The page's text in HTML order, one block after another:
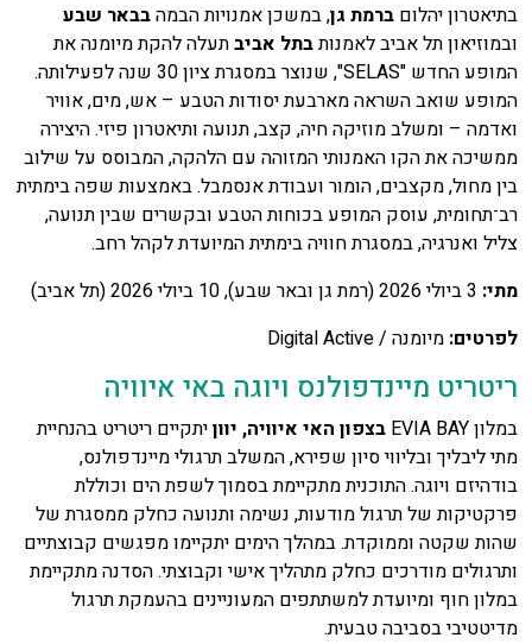
בתיאטרון יהלום ברמת גן, במשכן אמנויות הבמהבבאר שבע
ובמוזיאון תל אביב לאמנותבתל אביבתעלה להקת מיומנה את
המופע החדש "SELAS", שנוצר במסגרת ציון 30 שנה לפעילותה.
המופע שואב השראה מארבעת יסודות הטבע – אש, מים, אוויר
ואדמה – ומשלב מוזיקה חיה, קצב, תנועה ותיאטרון פיזי. היצירה
ממשיכה את הקו האמנותי המזוהה עם הלהקה, המבוסס על שילוב
בין מחול, מקצבים, הומור ועבודת אנסמבל. באמצעות שפה בימתית
רב־תחומית, עוסק המופע בכוחות הטבע ובקשרים שבין תנועה,
צליל ואנרגיה, במסגרת חוויה בימתית המיועדת לקהל רחב.
מתי:
לפרטים: מיומנה / Digital Active
ריטריט מיינדפולנס ויוגה באי איוויה
במלון EVIA BAY בצפון האי איוויה, יווןיתקיים ריטריט בהנחיית
מתי ליבליך ובליווי סיון שפירא, המשלב תרגולי מיינדפולנס,
בודהיזם ויוגה. התוכנית מתקיימת בסמוך לשפת הים וכוללת
פרקטיקות של תרגול מודעות, נשימה ותנועה כחלק ממסגרת של
שהות שקטה וממוקדת. במהלך הימים יתקיימו מפגשים קבוצתיים
ותרגולים מודרכים כחלק מתהליך אישי וקבוצתי. הסדנה מתקיימת
במלון חוף ומיועדת למשתתפים המעוניינים בהעמקת תרגול
מדיטטיבי בסביבה טבעית.